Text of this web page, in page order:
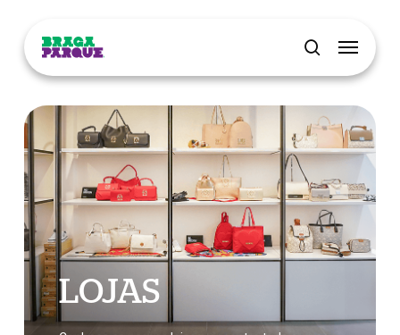
main
content
pesquisar
Menu
LOJAS